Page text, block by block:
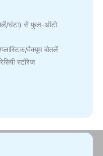
घंटा) से फुल-ऑटो
वैक्यूम बोतलें
स्टोरेज